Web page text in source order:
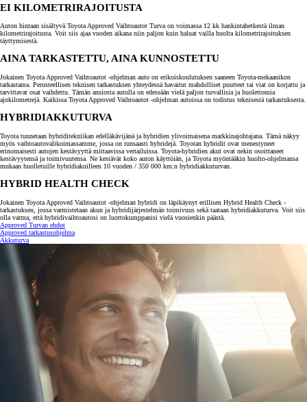
EI KILOMETRIRAJOITUSTA
Auton hintaan sisältyvä Toyota Approved Vaihtoautot Turva on voimassa 12 kk hankintahetkestä ilman
kilometrirajoitusta. Voit siis ajaa vuoden aikana niin paljon kuin haluat vailla huolta kilometrirajoituksen
täyttymisestä.
AINA TARKASTETTU, AINA KUNNOSTETTU
Jokainen Toyota Approved Vaihtoautot -ohjelman auto on erikoiskoulutuksen saaneen Toyota-mekaanikon
tarkastama. Perusteellisen teknisen tarkastuksen yhteydessä havaitut mahdolliset puutteet tai viat on korjattu ja
tarvittavat osat vaihdettu. Tämän ansiosta autolla on edessään vielä paljon turvallisia ja huolettomia
ajokilometrejä. Kaikissa Toyota Approved Vaihtoautot -ohjelman autoissa on todistus teknisestä tarkastuksesta.
HYBRIDIAKKUTURVA
Toyota tunnetaan hybriditekniikan edelläkävijänä ja hybridien ylivoimaisena markkinajohtajana. Tämä näkyy
myös vaihtoautovalikoimassamme, jossa on runsaasti hybridejä. Toyotan hybridit ovat menestyneet
erinomaisesti autojen kestävyyttä mittaavissa vertailuissa. Toyota-hybridien akut ovat nekin osoittaneet
kestävyytensä ja toimivuutensa. Ne kestävät koko auton käyttöiän, ja Toyota myöntääkin huolto-ohjelmansa
mukaan huolletuille hybridiakuilleen 10 vuoden / 350 000 km:n hybridiakkuturvan.
HYBRID HEALTH CHECK
Jokainen Toyota Approved Vaihtoautot -ohjelman hybridi on läpikäynyt erillisen Hybrid Health Check -
tarkastuksen, jossa varmistetaan akun ja hybridijärjestelmän toimivuus sekä taataan hybridiakkuturva. Voit siis
olla varma, että hybridivaihtoautosi on luottokumppanisi vielä vuosienkin päästä.
Approved Turvan ehdot
Approved tarkastusohjelma
Akkuturva